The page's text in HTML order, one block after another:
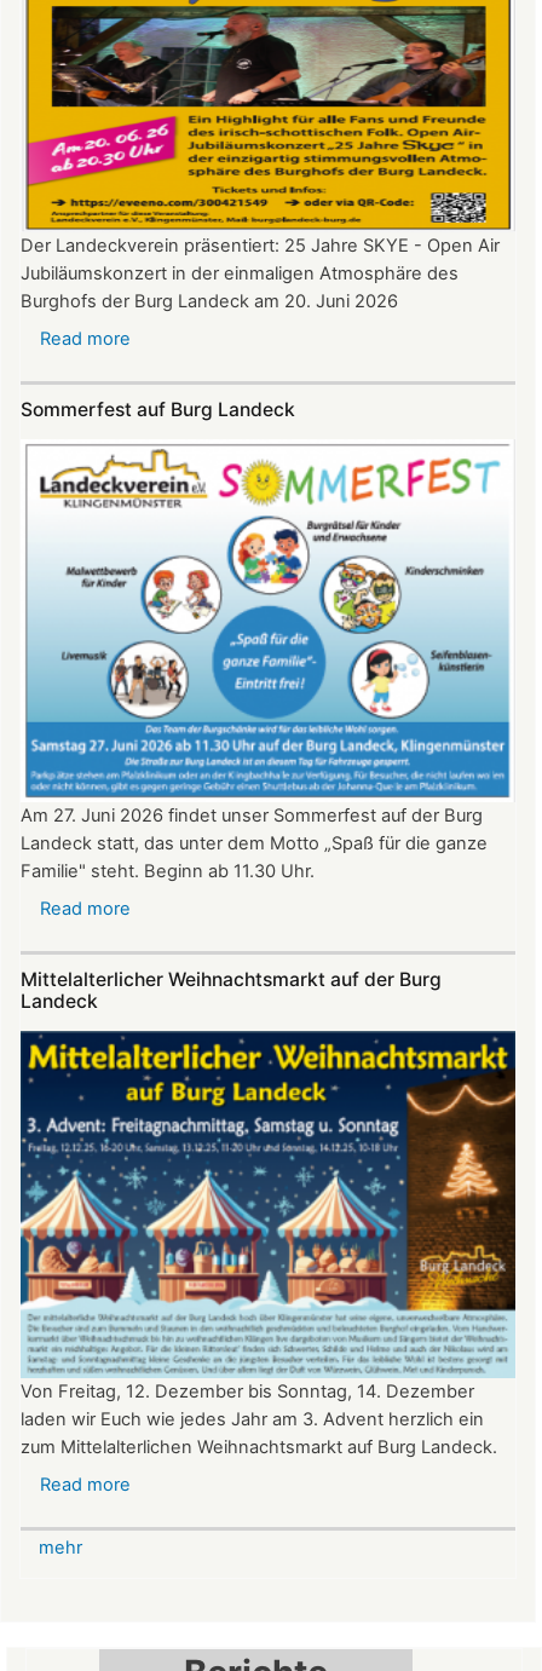
Der Landeckverein präsentiert: 25 Jahre SKYE - Open Air
Jubiläumskonzert in der einmaligen Atmosphäre des
Burghofs der Burg Landeck am 20. Juni 2026
Read more
auf
Burg
Landeck
am
Juni
2026
ab
20:30
Uhr​​​​​​​​​​​​​​
Sommerfest auf Burg Landeck
Am 27. Juni 2026 findet unser Sommerfest auf der Burg
Landeck statt, das unter dem Motto „Spaß für die ganze
Familie" steht. Beginn ab 11.30 Uhr.
Read more
Burg
Mittelalterlicher Weihnachtsmarkt auf der Burg
Landeck
Von Freitag, 12. Dezember bis Sonntag, 14. Dezember
laden wir Euch wie jedes Jahr am 3. Advent herzlich ein
zum Mittelalterlichen Weihnachtsmarkt auf Burg Landeck.
Read more
Landeck
mehr